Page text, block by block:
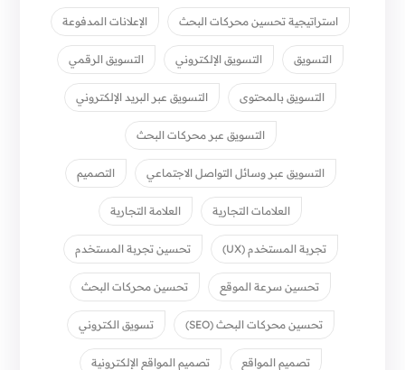
استراتيجية تحسين محركات البحث الإعلانات المدفوعة
التسويق التسويق الإلكتروني التسويق الرقمي
التسويق بالمحتوى التسويق عبر البريد الإلكتروني
التسويق عبر محركات البحث
التسويق عبر وسائل التواصل الاجتماعي التصميم
العلامات التجارية العلامة التجارية
تجربة المستخدم (UX) تحسين تجربة المستخدم
تحسين سرعة الموقع تحسين محركات البحث
تحسين محركات البحث (SEO) تسويق الكتروني
تصميم المواقع تصميم المواقع الإلكترونية